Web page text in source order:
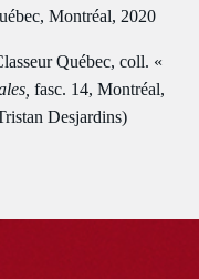
Montréal, 2020
Québec, coll. «
fasc. 14, Montréal,
Desjardins)